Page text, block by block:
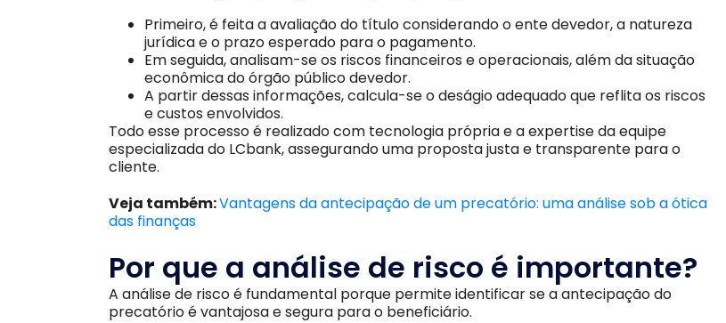
Primeiro, é feita a avaliação do título considerando o ente devedor, a natureza
jurídica e o prazo esperado para o pagamento.
Em seguida, analisam-se os riscos financeiros e operacionais, além da situação
econômica do órgão público devedor.
A partir dessas informações, calcula-se o deságio adequado que reflita os riscos
e custos envolvidos.
Todo esse processo é realizado com tecnologia própria e a expertise da equipe
especializada do LCbank, assegurando uma proposta justa e transparente para o
cliente.​
Veja também:Vantagens da antecipação de um precatório: uma análise sob a ótica
das finanças
Por que a análise de risco é importante?
A análise de risco é fundamental porque permite identificar se a antecipação do
precatório é vantajosa e segura para o beneficiário.